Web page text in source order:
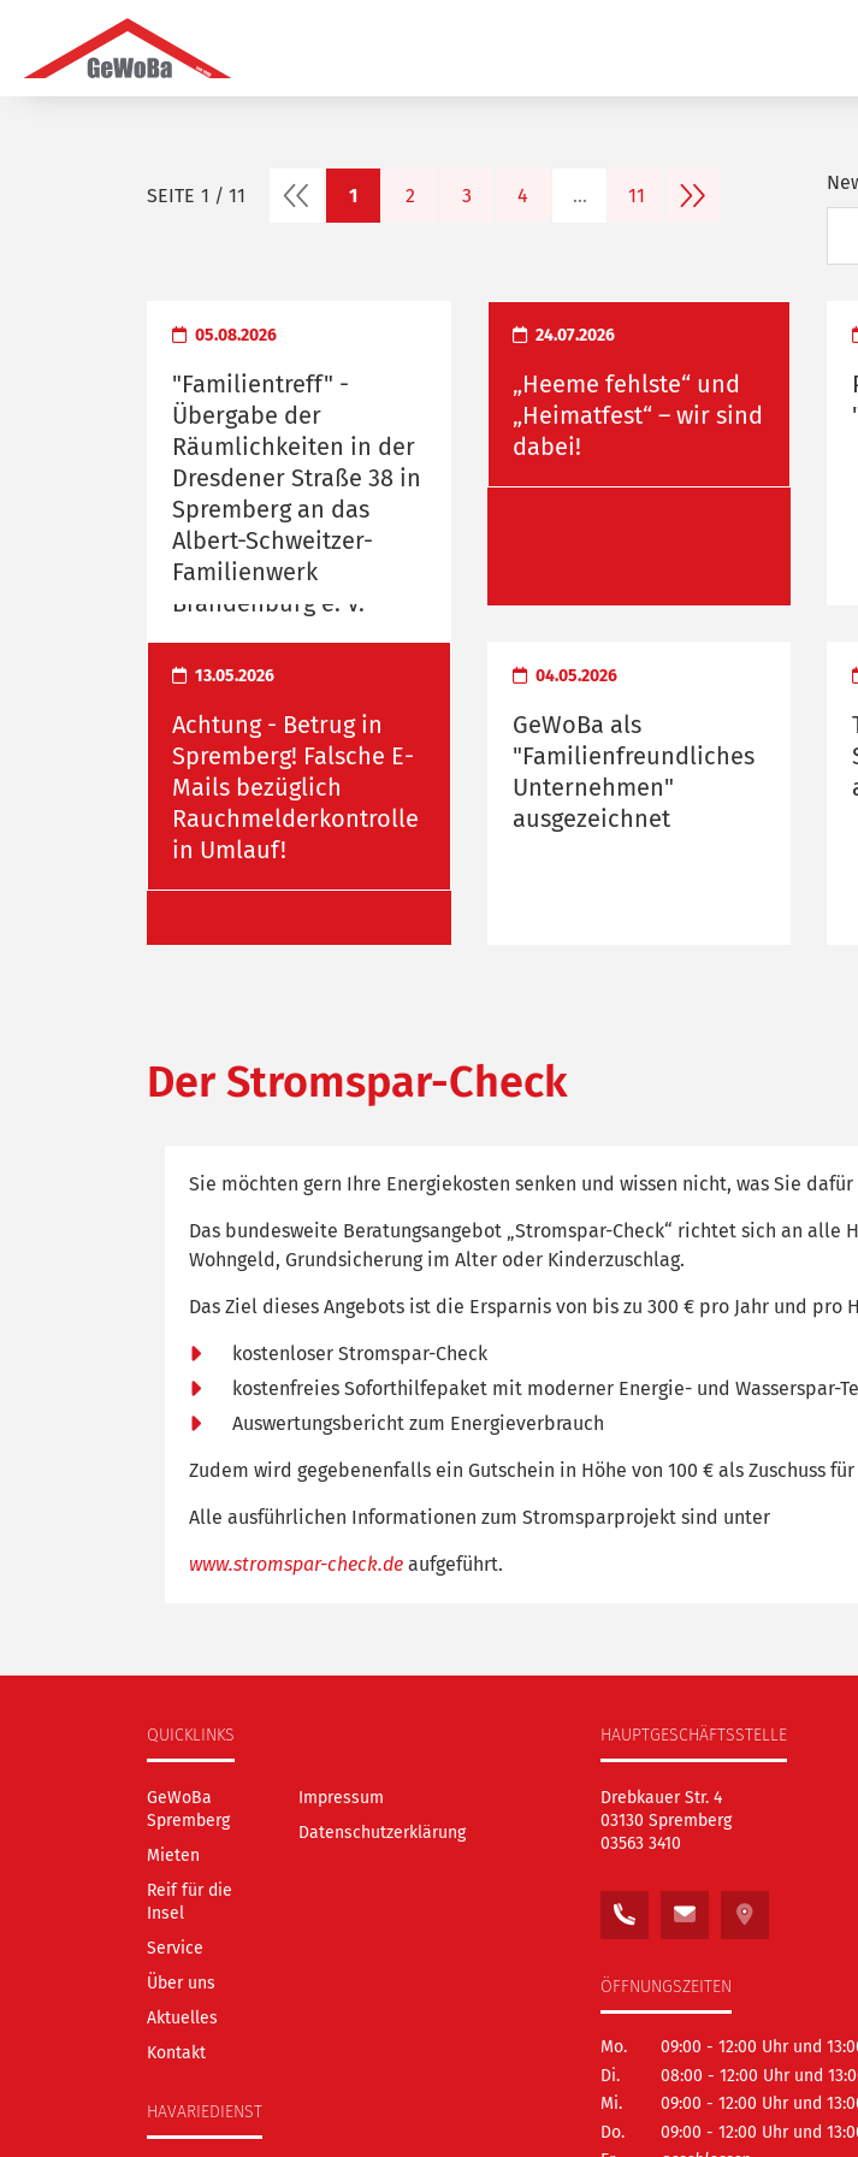
SEITE 1 / 11 vorherige Seite
1 2 3 4 … 11
05.08.2026
"Familientreff" -
Übergabe der
Räumlichkeiten in der
Dresdener Straße 38 in
Spremberg an das
Albert-Schweitzer-
Familienwerk
Brandenburg e. V.
24.07.2026
„Heeme fehlste“ und
„Heimatfest“ – wir sind
dabei!
13.05.2026
Achtung - Betrug in
Spremberg! Falsche E-
Mails bezüglich
Rauchmelderkontrolle
in Umlauf!
04.05.2026
GeWoBa als
"Familienfreundliches
Unternehmen"
ausgezeichnet
Der Stromspar-Check
Sie möchten gern Ihre Energiekosten senken und wissen nicht, was Sie
Das bundesweite Beratungsangebot „Stromspar-Check“ richtet sich an alle
Wohngeld, Grundsicherung im Alter oder Kinderzuschlag.
Das Ziel dieses Angebots ist die Ersparnis von bis zu 300 € pro Jahr und
kostenloser Stromspar-Check
kostenfreies Soforthilfepaket mit moderner Energie- und Wasserspar-
Auswertungsbericht zum Energieverbrauch
Zudem wird gegebenenfalls ein Gutschein in Höhe von 100 € als Zuschuss
Alle ausführlichen Informationen zum Stromsparprojekt sind unter
www.stromspar-check.de aufgeführt.
QUICKLINKS
GeWoBa
Spremberg
Mieten
Reif für die
Insel
Service
Über uns
Aktuelles
Kontakt
Impressum
Datenschutzerklärung
HAVARIEDIENST
HAUPTGESCHÄFTSSTELLE
Drebkauer Str. 4
03130 Spremberg
03563 3410
ÖFFNUNGSZEITEN
Mo.
09:00 - 12:00 Uhr und
Di.
08:00 - 12:00 Uhr und
Mi.
09:00 - 12:00 Uhr und
Do.
09:00 - 12:00 Uhr und